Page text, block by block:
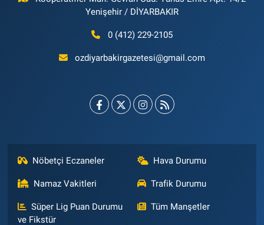
Yenişehir / DİYARBAKIR
0 (412) 229-2105
ozdiyarbakirgazetesi@gmail.com
Nöbetçi Eczaneler Hava Durumu
Namaz Vakitleri Trafik Durumu
Süper Lig Puan Durumu
ve Fikstür
Tüm Manşetler